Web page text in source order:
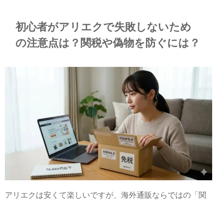
初心者がアリエクで失敗しないため
の注意点は？関税や偽物を防ぐには？
アリエクは安くて楽しいですが、海外通販ならではの「関